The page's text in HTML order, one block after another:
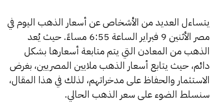
يتساءل العديد من الأشخاص عن أسعار الذهب اليوم في
مصر الأثنين 9 فبراير الساعة 6:55 مساءً. حيث يُعد
الذهب من المعادن التي يتم متابعة أسعارها بشكل
دائم، حيث يتابع أسعار الذهب ملايين المصريين، بغرض
الاستثمار والحفاظ على مدخراتهم، لذلك في هذا المقال،
سنسلط الضوء على سعر الذهب الحالي.